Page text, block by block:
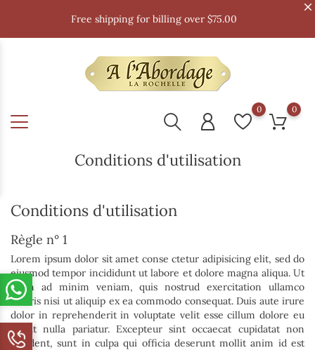
Free shipping for billing over $75.00
0 0
Conditions d'utilisation
Conditions d'utilisation
Règle n° 1
Lorem ipsum dolor sit amet conse ctetur adipisicing elit, sed do
eiusmod tempor incididunt ut labore et dolore magna aliqua. Ut
enim ad minim veniam, quis nostrud exercitation ullamco
laboris nisi ut aliquip ex ea commodo consequat. Duis aute irure
dolor in reprehenderit in voluptate velit esse cillum dolore eu
fugiat nulla pariatur. Excepteur sint occaecat cupidatat non
proident, sunt in culpa qui officia deserunt mollit anim id est